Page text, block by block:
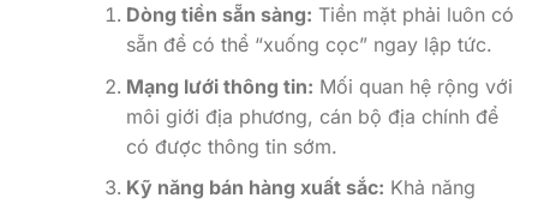
Dòng tiền sẵn sàng: Tiền mặt phải luôn có
sẵn để có thể “xuống cọc” ngay lập tức.
Mạng lưới thông tin: Mối quan hệ rộng với
môi giới địa phương, cán bộ địa chính để
có được thông tin sớm.
Kỹ năng bán hàng xuất sắc: Khả năng